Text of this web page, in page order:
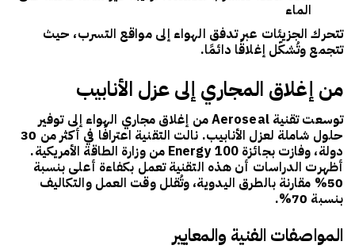
الماء
تتحرك الجزيئات عبر تدفق الهواء إلى مواقع التسرب، حيث
تتجمع وتُشكّل إغلاقًا دائمًا.
من إغلاق المجاري إلى عزل الأنابيب
توسعت تقنيةAerosealمن إغلاق مجاري الهواء إلى توفير
حلول شاملة لعزل الأنابيب. نالت التقنية اعترافًا في أكثر من 30
دولة، وفازت بجائزة Energy 100 من وزارة الطاقة الأمريكية.
أظهرت الدراسات أن هذه التقنية تعمل بكفاءة أعلى بنسبة
50% مقارنة بالطرق اليدوية، وتُقلل وقت العمل والتكاليف
بنسبة 70%.
المواصفات الفنية والمعايير